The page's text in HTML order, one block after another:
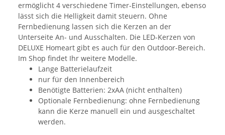
ermöglicht 4 verschiedene Timer-Einstellungen, ebenso
lässt sich die Helligkeit damit steuern. Ohne
Fernbedienung lassen sich die Kerzen an der
Unterseite An- und Ausschalten. Die LED-Kerzen von
DELUXE Homeart gibt es auch für den Outdoor-Bereich.
Im Shop findet Ihr weitere Modelle.
Lange Batterielaufzeit
nur für den Innenbereich
Benötigte Batterien: 2xAA (nicht enthalten)
Optionale Fernbedienung: ohne Fernbedienung
kann die Kerze manuell ein und ausgeschaltet
werden.